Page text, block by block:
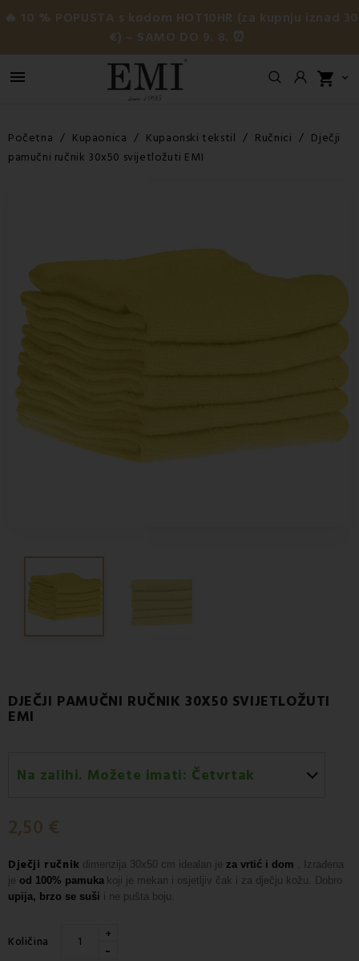
🔥 10 % POPUSTA s kodom HOT10HR (za kupnju iznad 30
€) – SAMO DO 9. 8. ⏰
 shopping_cart 
Početna Kupaonica Kupaonski tekstil Ručnici
Dječji
pamučni ručnik 30x50 svijetložuti EMI
DJEČJI PAMUČNI RUČNIK 30X50 SVIJETLOŽUTI
EMI
Na zalihi. Možete imati: Četvrtak
2,50 €
Dječji ručnik dimenzija 30x50 cm idealan je za vrtić i dom
. Izrađena
je od 100% pamuka koji je mekan i osjetljiv čak i za dječju kožu. Dobro
upija, brzo se suši i ne pušta boju.
Količina +
-